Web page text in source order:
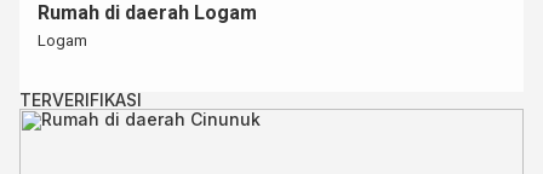
Rumah di daerah Logam
Logam
TERVERIFIKASI